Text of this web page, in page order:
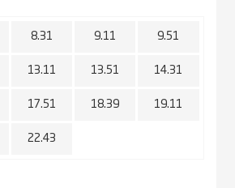
8.31 9.11 9.51
13.11 13.51 14.31
17.51 18.39 19.11
22.43